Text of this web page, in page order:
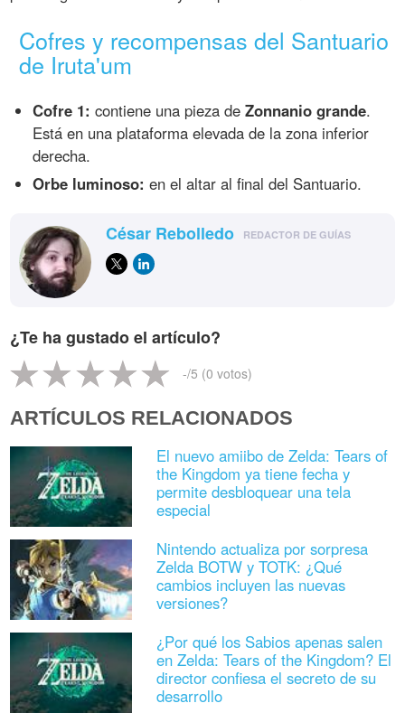
Cofres y recompensas del Santuario
de Iruta'um
Cofre 1: contiene una pieza deZonnanio grande.
Está en una plataforma elevada de la zona inferior
derecha.
Orbe luminoso: en el altar al final del Santuario.
César Rebolledo REDACTOR DE GUÍAS
¿Te ha gustado el artículo?
-/5 (0 votos)
ARTÍCULOS RELACIONADOS
El nuevo amiibo de Zelda: Tears of
the Kingdom ya tiene fecha y
permite desbloquear una tela
especial
Nintendo actualiza por sorpresa
Zelda BOTW y TOTK: ¿Qué
cambios incluyen las nuevas
versiones?
¿Por qué los Sabios apenas salen
en Zelda: Tears of the Kingdom? El
director confiesa el secreto de su
desarrollo